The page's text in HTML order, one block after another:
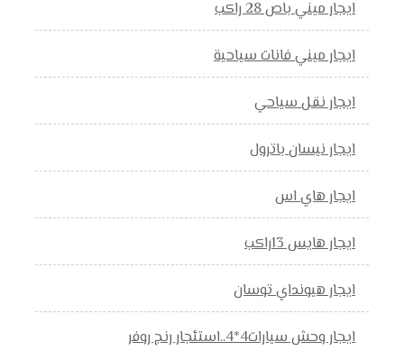
ايجار ميني باص 28 راكب
ايجار ميني فانات سياحية
ايجار نقل سياحي
ايجار نيسان باترول
ايجار هاي اس
ايجار هايس 13راكب
ايجار هيونداي توسان
ايجار وحش سيارات4*4..استئجار رنج روفر